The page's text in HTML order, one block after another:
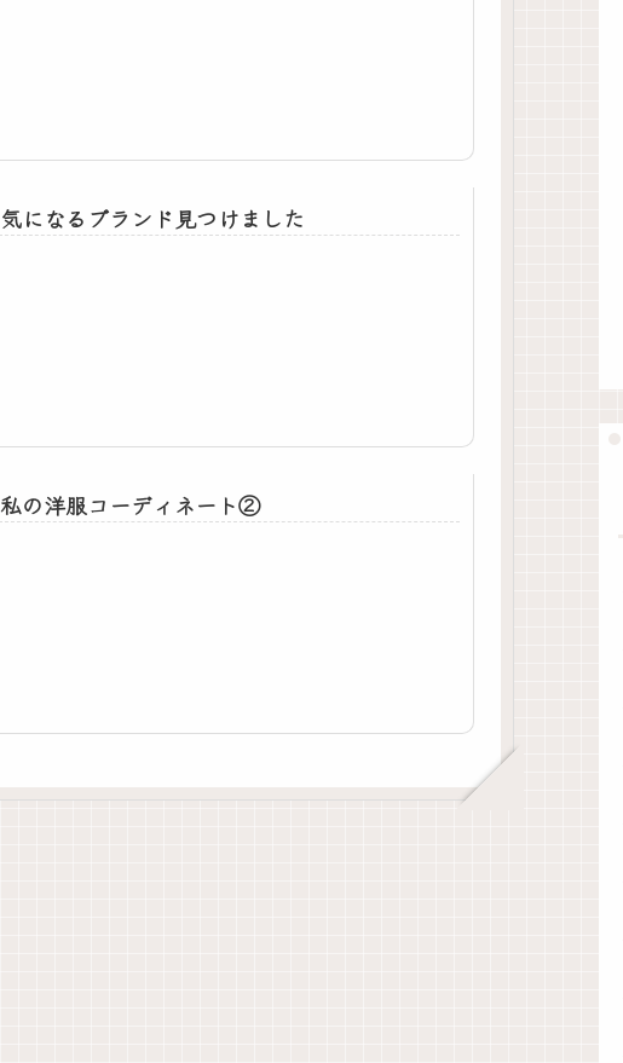
気になるブランド見つけました
私の洋服コーディネート②